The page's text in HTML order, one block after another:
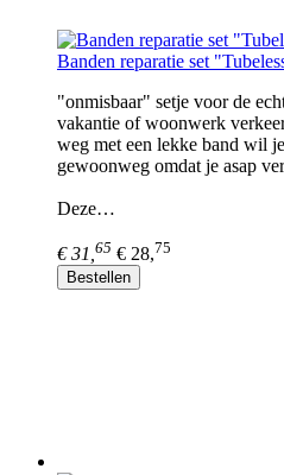
Banden reparatie set
"onmisbaar" setje voor de
vakantie of woonwerk
weg met een lekke band wil
gewoonweg omdat je asap
Deze…
€ 31, 65 € 28,75
Bestellen